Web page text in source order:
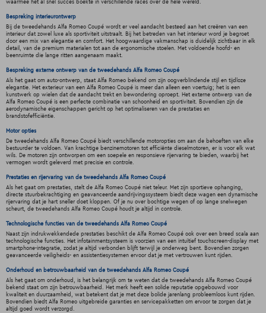
waarmee het al snel succes boekte in verschillende races over de hele wereld.
Bespreking interieurontwerp
Bij de tweedehands Alfa Romeo Coupé wordt er veel aandacht besteed aan het creëren van een
interieur dat zowel luxe als sportiviteit uitstraalt. Bij het betreden van het interieur word je begroet
door een mix van elegantie en comfort. Het hoogwaardige vakmanschap is duidelijk zichtbaar in elk
detail, van de premium materialen tot aan de ergonomische stoelen. Met voldoende hoofd- en
beenruimte die lange ritten aangenaam maakt.
Bespreking externe ontwerp van de tweedehands Alfa Romeo Coupé
Als het gaat om auto-ontwerp, staat Alfa Romeo bekend om zijn oogverblindende stijl en tijdloze
elegantie. Het exterieur van een Alfa Romeo Coupé is meer dan alleen een voertuig; het is een
kunstwerk op wielen dat de aandacht trekt en bewondering oproept. Het externe ontwerp van de
Alfa Romeo Coupé is een perfecte combinatie van schoonheid en sportiviteit. Bovendien zijn de
aerodynamische eigenschappen gericht op het optimaliseren van de prestaties en
brandstofefficiëntie.
Motor opties
De tweedehands Alfa Romeo Coupé biedt verschillende motoropties om aan de behoeften van elke
bestuurder te voldoen. Van krachtige benzinemotoren tot efficiënte dieselmotoren, er is voor elk wat
wils. De motoren zijn ontworpen om een soepele en responsieve rijervaring te bieden, waarbij het
vermogen wordt geleverd met precisie en controle.
Prestaties en rijervaring van de tweedehands Alfa Romeo Coupé
Als het gaat om prestaties, stelt de Alfa Romeo Coupé niet teleur. Met zijn sportieve ophanging,
directe stuurbekrachtiging en geavanceerde aandrijvingssysteem biedt deze wagen een dynamische
rijervaring dat je hart sneller doet kloppen. Of je nu over bochtige wegen of op lange snelwegen
scheurt, de tweedehands Alfa Romeo Coupé houdt je altijd in controle.
Technologische functies van de tweedehands Alfa Romeo Coupé
Naast zijn indrukwekkendede prestaties beschikt de Alfa Romeo Coupé ook over een breed scala aan
technologische functies. Het infotainmentsysteem is voorzien van een intuïtief touchscreen-display met
smartphone-integratie, zodat je altijd verbonden blijft terwijl je onderweg bent. Bovendien zorgen
geavanceerde veiligheids- en assistentiesystemen ervoor dat je met vertrouwen kunt rijden.
Onderhoud en betrouwbaarheid van de tweedehands Alfa Romeo Coupé
Als het gaat om onderhoud, is het belangrijk om te weten dat de tweedehands Alfa Romeo Coupé
bekend staat om zijn betrouwbaarheid. Het merk heeft een solide reputatie opgebouwd voor
kwaliteit en duurzaamheid, wat betekent dat je met deze bolide jarenlang probleemloos kunt rijden.
Bovendien biedt Alfa Romeo uitgebreide garanties en servicepakketten om ervoor te zorgen dat je
altijd goed wordt verzorgd.